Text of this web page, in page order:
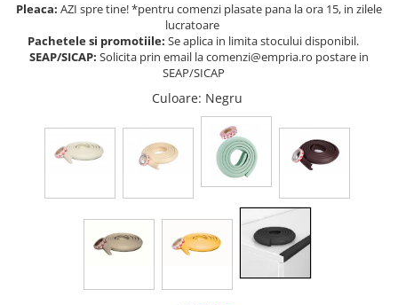
Carucioare si scaune auto
Tarcuri copii / bebelusi
Scaune masa
Accesorii bebelusi / nou-nascuti
Jucarii copii si jocuri educative
Pleaca: AZI spre tine! *pentru comenzi plasate pana la ora 15, in zilele
lucratoare
Pachetele si promotiile: Se aplica in limita stocului disponibil.
SEAP/SICAP: Solicita prin email la comenzi@empria.ro postare in
SEAP/SICAP
Culoare: Negru